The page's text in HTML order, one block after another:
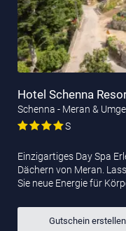
Hotel Schenna
Schenna - Meran &
S
Einzigartiges Day Spa
Dächern von Meran.
Sie neue Energie für
Gutschein erstellen